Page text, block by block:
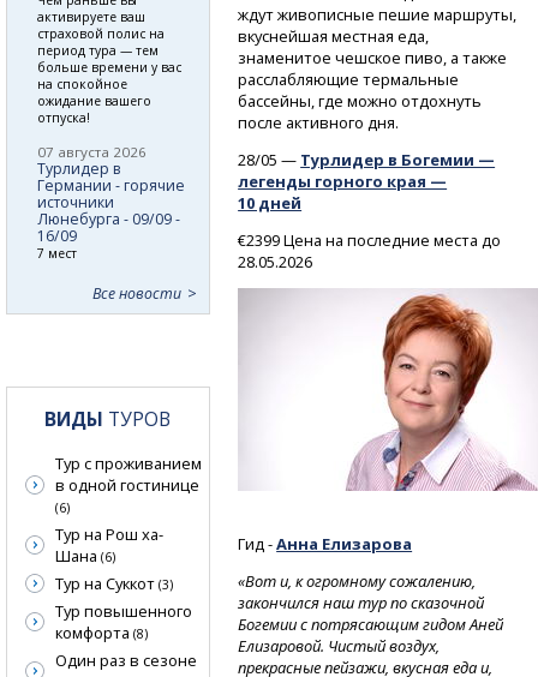
ждут живописные пешие маршруты,
вкуснейшая местная еда,
знаменитое чешское пиво, а также
расслабляющие термальные
бассейны, где можно отдохнуть
после активного дня.
28/05 — Турлидер в Богемии —
легенды горного края —
10 дней
€2399 Цена на последние места до
28.05.2026
Гид -Анна Елизарова
«Вот и, к огромному сожалению,
закончился наш тур по сказочной
Богемии с потрясающим гидом Аней
Елизаровой. Чистый воздух,
прекрасные пейзажи, вкусная еда и,
активируете ваш
страховой полис на
период тура — тем
больше времени у вас
на спокойное
ожидание вашего
отпуска!
07 августа 2026
Турлидер в
Германии - горячие
источники
Люнебурга - 09/09 -
16/09
7 мест
Все новости
ВИДЫ ТУРОВ
Тур с проживанием
в одной гостинице
(6)
Тур на Рош ха-
Шана (6)
Тур на Суккот (3)
Тур повышенного
комфорта (8)
Один раз в сезоне